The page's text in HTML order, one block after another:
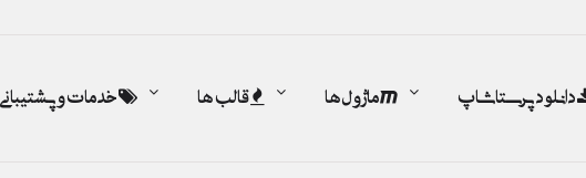
دانلود پرستاشاپ ماژول ها قالب ها خدمات و پشتیبانی